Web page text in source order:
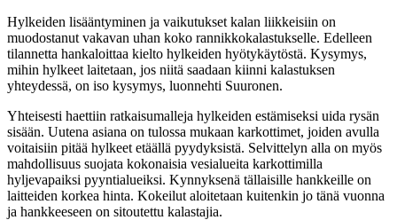
Hylkeiden lisääntyminen ja vaikutukset kalan liikkeisiin on
muodostanut vakavan uhan koko rannikkokalastukselle. Edelleen
tilannetta hankaloittaa kielto hylkeiden hyötykäytöstä. Kysymys,
mihin hylkeet laitetaan, jos niitä saadaan kiinni kalastuksen
yhteydessä, on iso kysymys, luonnehti Suuronen.
Yhteisesti haettiin ratkaisumalleja hylkeiden estämiseksi uida rysän
sisään. Uutena asiana on tulossa mukaan karkottimet, joiden avulla
voitaisiin pitää hylkeet etäällä pyydyksistä. Selvittelyn alla on myös
mahdollisuus suojata kokonaisia vesialueita karkottimilla
hyljevapaiksi pyyntialueiksi. Kynnyksenä tällaisille hankkeille on
laitteiden korkea hinta. Kokeilut aloitetaan kuitenkin jo tänä vuonna
ja hankkeeseen on sitoutettu kalastajia.